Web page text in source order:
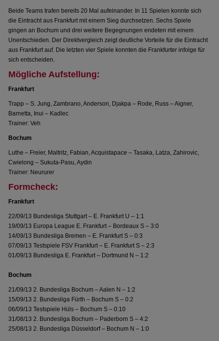
Beide Teams trafen bereits 20 Mal aufeinander. In 11 Spielen konnte sich
die Eintracht aus Frankfurt mit einem Sieg durchsetzen. Sechs Spiele
gingen an Bochum und drei weitere Begegnungen endeten mit einem
Unentschieden. Der Direktvergleich zeigt deutliche Vorteile für die Eintracht
aus Frankfurt auf. Die letzten vier Spiele konnten die Frankfurter infolge für
sich entscheiden.
Mögliche Aufstellung:
Frankfurt
Trapp – S. Jung, Zambrano, Anderson, Djakpa – Rode, Russ – Aigner,
Barnetta, Inui – Kadlec
Trainer: Veh
Bochum
Luthe – Freier, Maltritz, Fabian, Acquistapace – Tasaka, Latza, Zahirovic,
Cwielong – Sukuta-Pasu, Aydin
Trainer: Neururer
Formcheck:
Frankfurt
22/09/13 Bundesliga Stuttgart – E. Frankfurt U – 1:1
19/09/13 Europa League E. Frankfurt – Bordeaux S – 3:0
14/09/13 Bundesliga Bremen – E. Frankfurt S – 0:3
07/09/13 Testspiele FSV Frankfurt – E. Frankfurt S – 2:3
01/09/13 Bundesliga E. Frankfurt – Dortmund N – 1:2
Bochum
21/09/13 2. Bundesliga Bochum – Aalen N – 1:2
15/09/13 2. Bundesliga Fürth – Bochum S – 0:2
06/09/13 Testspiele Hüls – Bochum S – 0:10
31/08/13 2. Bundesliga Bochum – Paderborn S – 4:2
25/08/13 2. Bundesliga Düsseldorf – Bochum N – 1:0